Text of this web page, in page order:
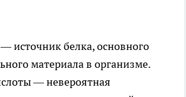
источник белка, основного
материала в организме.
— невероятная